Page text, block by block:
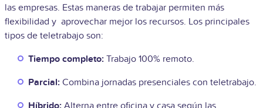
las empresas. Estas maneras de trabajar permiten más
flexibilidad y aprovechar mejor los recursos. Los principales
tipos de teletrabajo son:
Tiempo completo: Trabajo 100% remoto.
Parcial: Combina jornadas presenciales con teletrabajo.
Híbrido: Alterna entre oficina y casa según las